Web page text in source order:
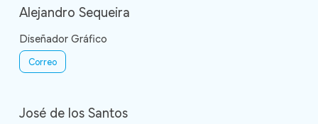
Alejandro Sequeira
Diseñador Gráfico
Correo
José de los Santos